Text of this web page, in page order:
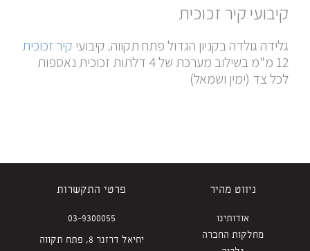
קיבועי קיר זכוכית
גלידה גולדה בקניון הגדול פתח תקווה. קיבועי קיר זכוכית
12 מ"מ בשילוב מערכת של 4 דלתות זכוכית נאספות
לכל צד (ימין ושמאל)
ניווט מהיר
אודותינו
מחלקות החברה
פרטי התקשרות
03-9300055
יחיאל דרזנר 8, פתח תקווה